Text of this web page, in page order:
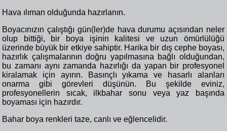
Hava ılıman olduğunda hazırlanın.
Boyacınızın çalıştığı gün(ler)de hava durumu açısından neler
olup bittiği, bir boya işinin kalitesi ve uzun ömürlülüğü
üzerinde büyük bir etkiye sahiptir. Harika bir dış cephe boyası,
hazırlık çalışmalarının doğru yapılmasına bağlı olduğundan,
bu zamanı aynı zamanda hazırlığı da yapan bir profesyonel
kiralamak için ayırın. Basınçlı yıkama ve hasarlı alanları
onarma gibi görevleri düşünün. Bu şekilde eviniz,
profesyonellerin sıcak, ilkbahar sonu veya yaz başında
boyaması için hazırdır.
Bahar boya renkleri taze, canlı ve eğlencelidir.